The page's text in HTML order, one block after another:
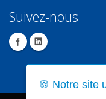
Suivez-nous
🍪 Notre site